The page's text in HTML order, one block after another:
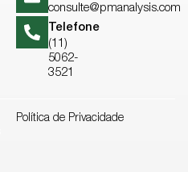
consulte@pmanalysis.com
Telefone
(11)
5062-
3521
Política de Privacidade